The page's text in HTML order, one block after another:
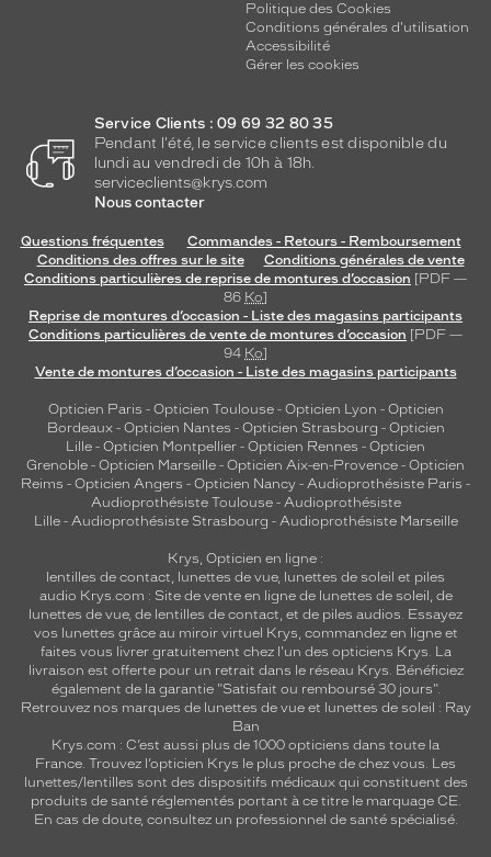
Politique des Cookies
Conditions générales d'utilisation
Accessibilité
Gérer les cookies
Service Clients : 09 69 32 80 35
Pendant l'été, le service clients est disponible du
lundi au vendredi de 10h à 18h.
serviceclients@krys.com
Nous contacter
Questions fréquentes
Commandes - Retours - Remboursement
Conditions des offres sur le site
Conditions générales de vente
Conditions particulières de reprise de montures d’occasion [PDF —
86 Ko]
Reprise de montures d’occasion - Liste des magasins participants
Conditions particulières de vente de montures d’occasion [PDF —
94 Ko]
Vente de montures d’occasion - Liste des magasins participants
Opticien Paris - Opticien Toulouse- Opticien Lyon - Opticien
Bordeaux- Opticien Nantes - Opticien Strasbourg - Opticien
Lille - Opticien Montpellier - Opticien Rennes - Opticien
Grenoble - Opticien Marseille - Opticien Aix-en-Provence - Opticien
Reims - Opticien Angers - Opticien Nancy - Audioprothésiste Paris -
Audioprothésiste Toulouse- Audioprothésiste
Lille- Audioprothésiste Strasbourg - Audioprothésiste Marseille
Krys, Opticien en ligne :
lentilles de contact, lunettes de vue, lunettes de soleil et piles
audio Krys.com : Site de vente en ligne de lunettes de soleil, de
lunettes de vue, de lentilles de contact, et de piles audios. Essayez
vos lunettes grâce au miroir virtuel Krys, commandez en ligne et
faites vous livrer gratuitement chez l'un des opticiens Krys. La
livraison est offerte pour un retrait dans le réseau Krys. Bénéficiez
également de la garantie "Satisfait ou remboursé 30 jours".
Retrouvez nos marques de lunettes de vue et lunettes de soleil : Ray
Ban
Krys.com : C’est aussi plus de 1000 opticiens dans toute la
France. Trouvez l’opticien Krys le plus proche de chez vous. Les
lunettes/lentilles sont des dispositifs médicaux qui constituent des
produits de santé réglementés portant à ce titre le marquage CE.
En cas de doute, consultez un professionnel de santé spécialisé.